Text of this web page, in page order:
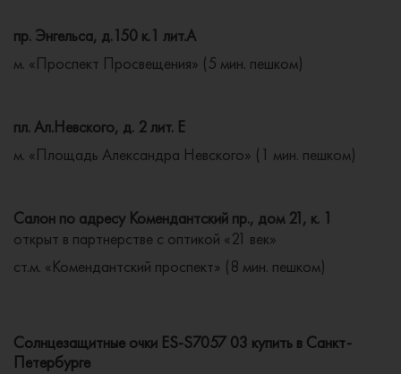
пр. Энгельса, д.150 к.1 лит.А
м. «Проспект Просвещения» (5 мин. пешком)
пл. Ал.Невского, д. 2 лит. Е
м. «Площадь Александра Невского» (1 мин. пешком)
Салон по адресу Комендантский пр., дом 21, к. 1
открыт в партнерстве с оптикой «21 век»
ст.м. «Комендантский проспект» (8 мин. пешком)
Солнцезащитные очки ES-S7057 03 купить в Санкт-
Петербурге